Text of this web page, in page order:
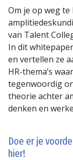
Om je op weg
van Talent
In dit
en vertellen ze
HR-thema’s
tegenwoordig
theorie achter
denken en
Doe er je
hier!